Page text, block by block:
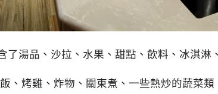
了湯品、沙拉、水果、甜點、飲料、冰淇淋、
、烤雞、炸物、關東煮、一些熱炒的蔬菜類